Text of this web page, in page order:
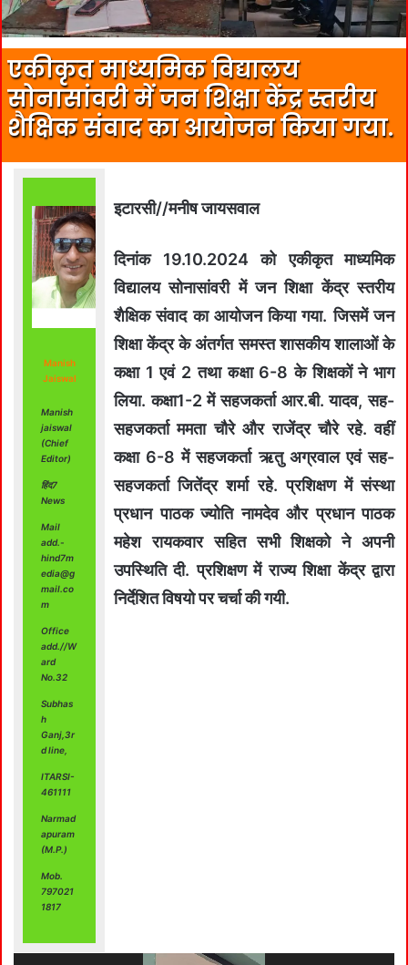
एकीकृत माध्यमिक विद्यालय
सोनासांवरी में जन शिक्षा केंद्र स्तरीय
शैक्षिक संवाद का आयोजन किया गया.
Manish
Jaiswal
Manish
jaiswal
(Chief
Editor)
हिंद7
News
Mail
add.-
hind7m
edia@g
mail.co
m
Office
add.//W
ard
No.32
Subhas
h
Ganj,3r
d line,
ITARSI-
461111
Narmad
apuram
(M.P.)
Mob.
797021
1817
इटारसी//मनीष जायसवाल
दिनांक 19.10.2024 को एकीकृत माध्यमिक
विद्यालय सोनासांवरी में जन शिक्षा केंद्र स्तरीय
शैक्षिक संवाद का आयोजन किया गया. जिसमें जन
शिक्षा केंद्र के अंतर्गत समस्त शासकीय शालाओं के
कक्षा 1 एवं 2 तथा कक्षा 6-8 के शिक्षकों ने भाग
लिया. कक्षा1-2 में सहजकर्ता आर.बी. यादव, सह-
सहजकर्ता ममता चौरे और राजेंद्र चौरे रहे. वहीं
कक्षा 6-8 में सहजकर्ता ऋतु अग्रवाल एवं सह-
सहजकर्ता जितेंद्र शर्मा रहे. प्रशिक्षण में संस्था
प्रधान पाठक ज्योति नामदेव और प्रधान पाठक
महेश रायकवार सहित सभी शिक्षको ने अपनी
उपस्थिति दी. प्रशिक्षण में राज्य शिक्षा केंद्र द्वारा
निर्देशित विषयो पर चर्चा की गयी.